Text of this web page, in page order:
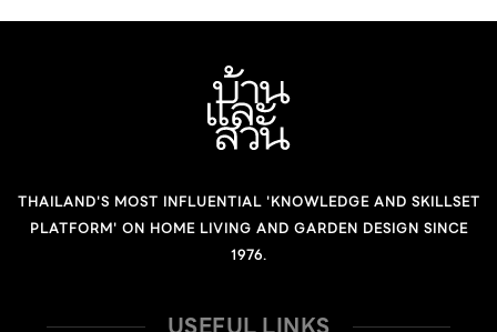
THAILAND'S MOST INFLUENTIAL 'KNOWLEDGE AND SKILLSET
PLATFORM' ON HOME LIVING AND GARDEN DESIGN SINCE
1976.